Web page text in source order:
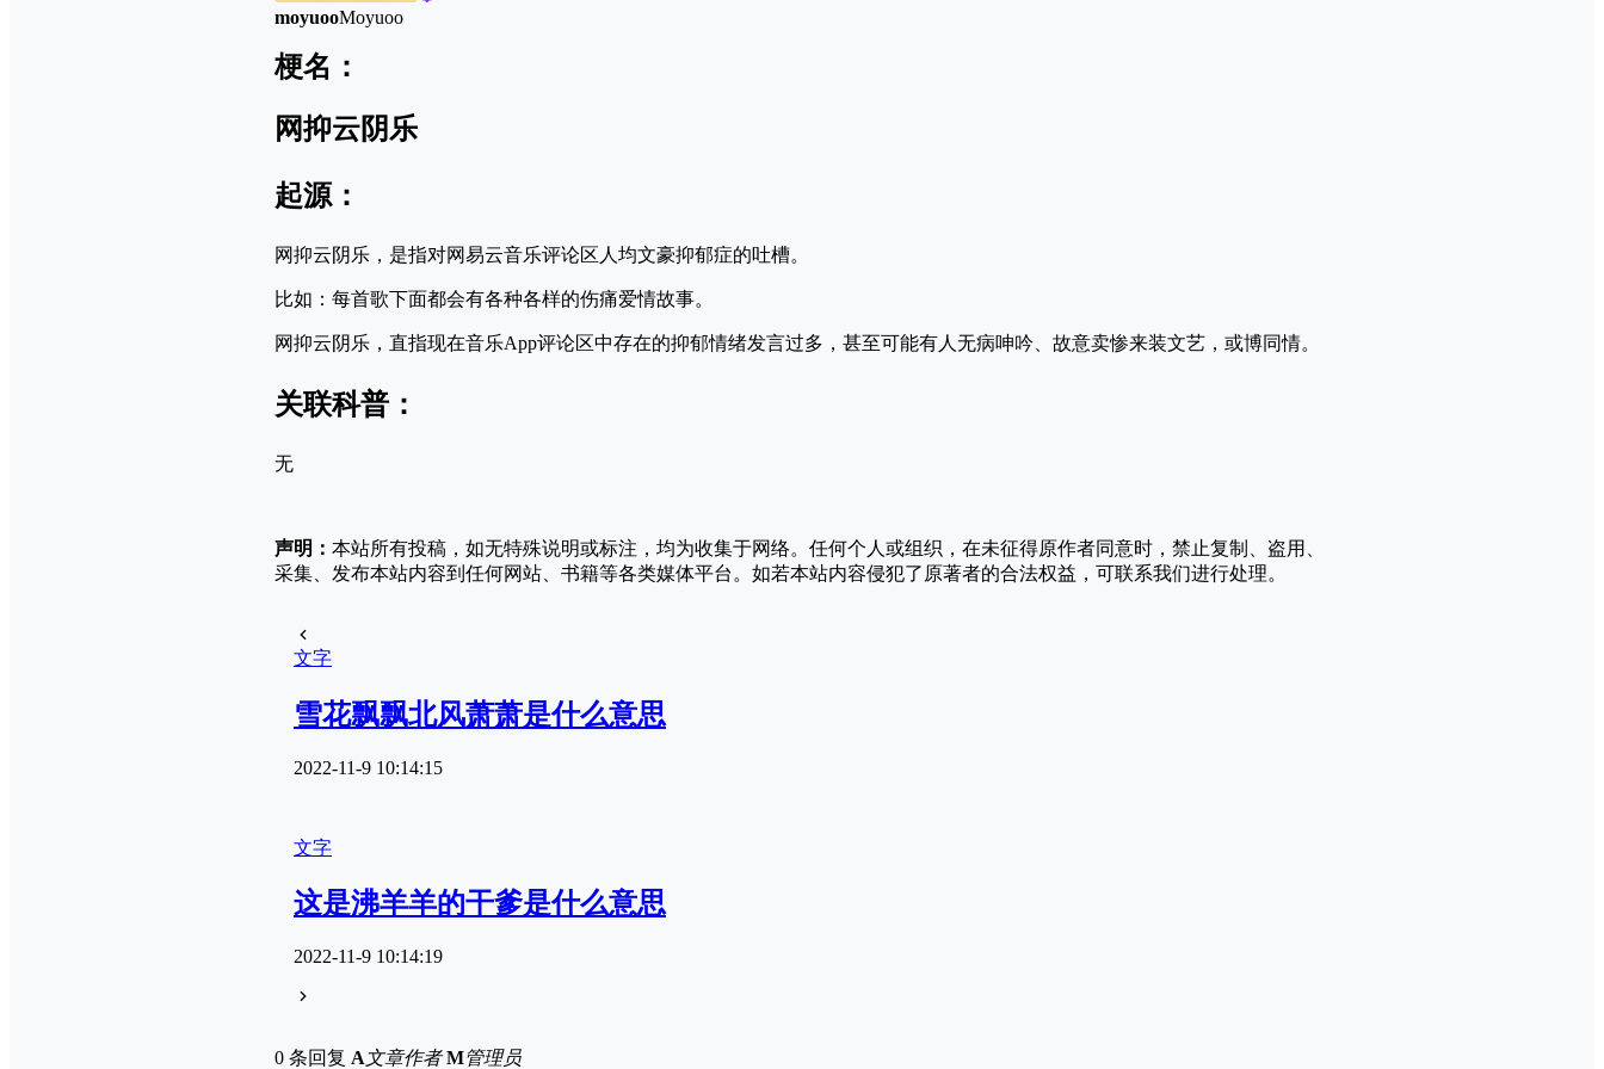
moyuooMoyuoo
梗名：
网抑云阴乐
起源：
网抑云阴乐，是指对网易云音乐评论区人均文豪抑郁症的吐槽。
比如：每首歌下面都会有各种各样的伤痛爱情故事。
网抑云阴乐，直指现在音乐App评论区中存在的抑郁情绪发言过多，甚至可能有人无病呻吟、故意卖惨来装文艺，或博同情。
关联科普：
无
声明： 本站所有投稿，如无特殊说明或标注，均为收集于网络。任何个人或组织，在未征得原作者同意时，禁止复制、盗用、
采集、发布本站内容到任何网站、书籍等各类媒体平台。如若本站内容侵犯了原著者的合法权益，可联系我们进行处理。
文字
雪花飘飘北风萧萧是什么意思
2022-11-9 10:14:15
文字
这是沸羊羊的干爹是什么意思
2022-11-9 10:14:19
0 条回复 A文章作者 M管理员